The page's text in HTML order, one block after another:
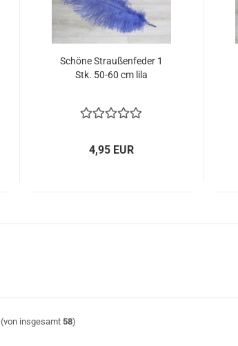
Schöne Straußenfeder 1
Stk. 50-60 cm lila
4,95 EUR
(von insgesamt58)